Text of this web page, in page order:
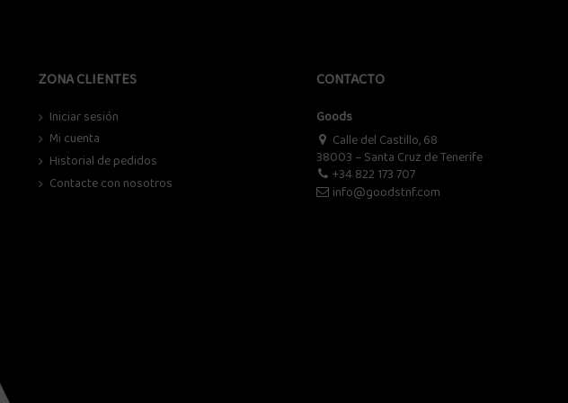
ZONA CLIENTES
Iniciar sesión
Mi cuenta
Historial de pedidos
Contacte con nosotros
CONTACTO
Goods
Calle del Castillo, 68
38003 – Santa Cruz de Tenerife
+34 822 173 707
info@goodstnf.com